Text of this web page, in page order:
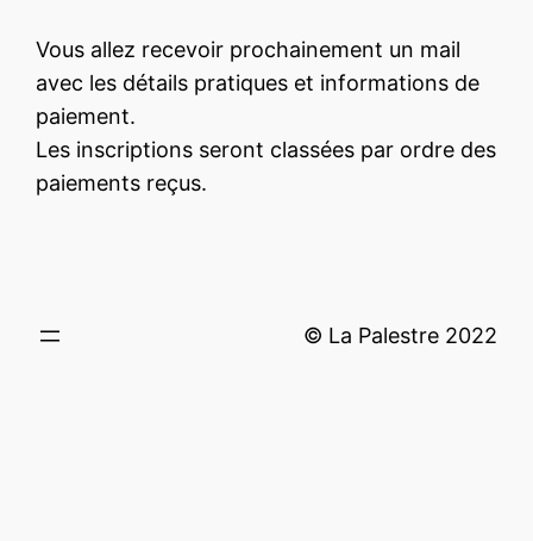
Vous allez recevoir prochainement un mail
avec les détails pratiques et informations de
paiement.
Les inscriptions seront classées par ordre des
paiements reçus.
© La Palestre 2022